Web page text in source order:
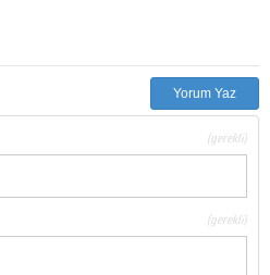
Yorum Yaz
(gerekli)
(gerekli)